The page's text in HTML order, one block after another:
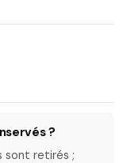
?
sont retirés ;